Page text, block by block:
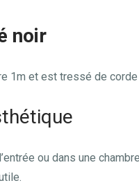
noir
1m et est tressé de
ou dans une